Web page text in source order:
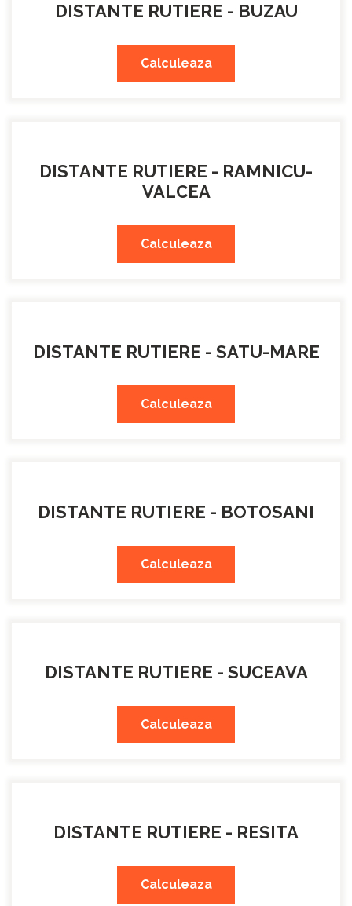
DISTANTE RUTIERE - BUZAU
Calculeaza
DISTANTE RUTIERE - RAMNICU-
VALCEA
Calculeaza
DISTANTE RUTIERE - SATU-MARE
Calculeaza
DISTANTE RUTIERE - BOTOSANI
Calculeaza
DISTANTE RUTIERE - SUCEAVA
Calculeaza
DISTANTE RUTIERE - RESITA
Calculeaza